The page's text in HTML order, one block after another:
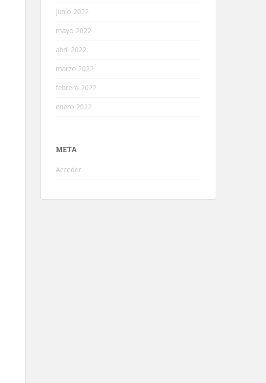
junio 2022
mayo 2022
abril 2022
marzo 2022
febrero 2022
enero 2022
META
Acceder